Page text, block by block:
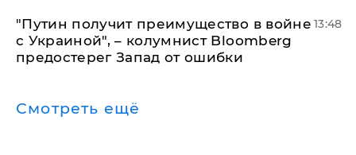
"Путин получит преимущество в войне
с Украиной", – колумнист Bloomberg
предостерег Запад от ошибки
13:48
Смотреть ещё